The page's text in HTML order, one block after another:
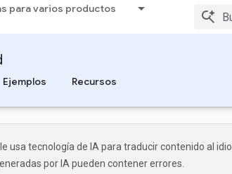
para varios productos
Ejemplos Recursos
usa tecnología de IA para traducir contenido al
por IA pueden contener errores.